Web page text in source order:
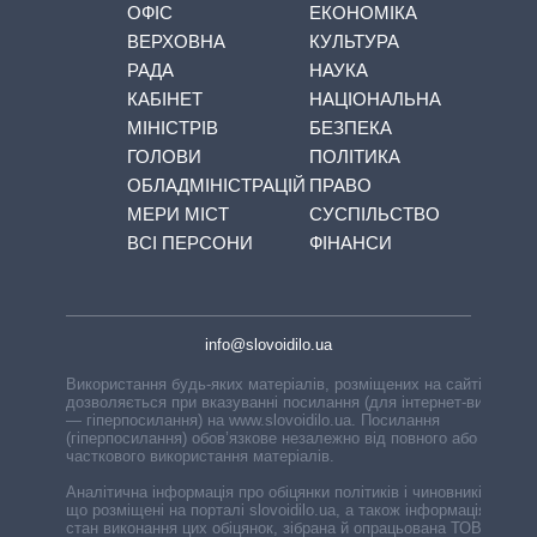
ОФІС
ВЕРХОВНА
РАДА
КАБІНЕТ
МІНІСТРІВ
ГОЛОВИ
ОБЛАДМІНІСТРАЦІЙ
МЕРИ МІСТ
ВСІ ПЕРСОНИ
ЕКОНОМІКА
КУЛЬТУРА
НАУКА
НАЦІОНАЛЬНА
БЕЗПЕКА
ПОЛІТИКА
ПРАВО
СУСПІЛЬСТВО
ФІНАНСИ
info@slovoidilo.ua
Використання будь-яких матеріалів, розміщених на сайті,
дозволяється при вказуванні посилання (для інтернет-видань
— гіперпосилання) на www.slovoidilo.ua. Посилання
(гіперпосилання) обов’язкове незалежно від повного або
часткового використання матеріалів.
Аналітична інформація про обіцянки політиків і чиновників,
що розміщені на порталі slovoidilo.ua, а також інформація про
стан виконання цих обіцянок, зібрана й опрацьована ТОВ «ІА